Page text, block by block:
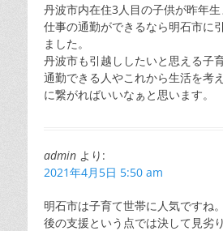
丹波市内在住3人目の子供が昨年生
仕事の通勤ができるなら明石市に
ました。
丹波市も引越ししたいと思える子
通勤できる人やこれから生活を考
に繋がればいいなぁと思います。
admin より:
2021年4月5日 5:50 am
明石市は子育て世帯に人気ですね
後の支援という点では決して見劣